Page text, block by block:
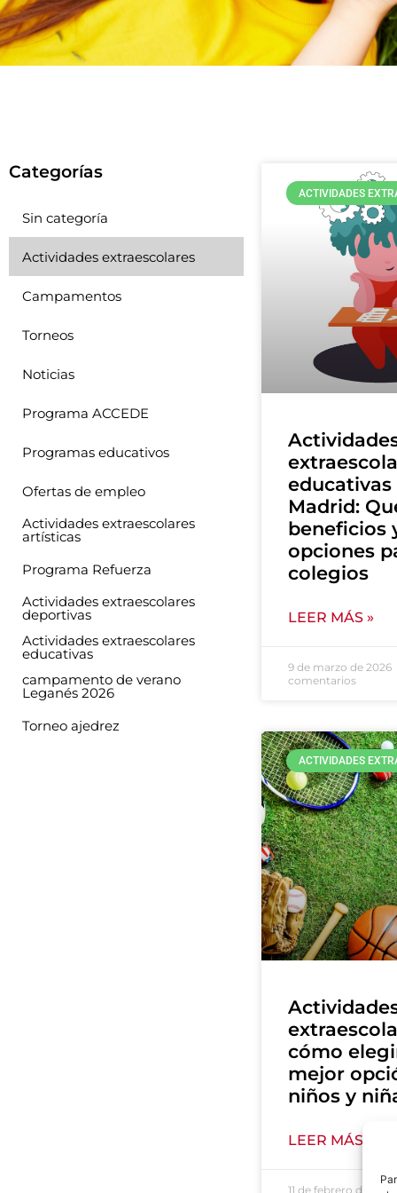
Categorías
Sin categoría
Actividades extraescolares
Campamentos
Torneos
Noticias
Programa ACCEDE
Programas educativos
Ofertas de empleo
Actividades extraescolares
artísticas
Programa Refuerza
Actividades extraescolares
deportivas
Actividades extraescolares
educativas
campamento de verano
Leganés 2026
Torneo ajedrez
ACTIVIDADES
educativas
Madrid:
beneficios
opciones
colegios
LEER MÁS »
9 de marzo de 2026
comentarios
ACTIVIDADES
cómo
mejor
niños y
LEER MÁS »
11 de febrero de 2026